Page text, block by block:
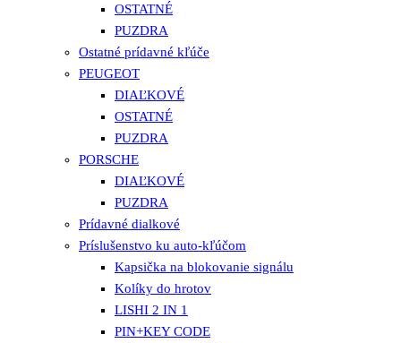
OSTATNÉ
PUZDRA
Ostatné prídavné kľúče
PEUGEOT
DIAĽKOVÉ
OSTATNÉ
PUZDRA
PORSCHE
DIAĽKOVÉ
PUZDRA
Prídavné dialkové
Príslušenstvo ku auto-kľúčom
Kapsička na blokovanie signálu
Kolíky do hrotov
LISHI 2 IN 1
PIN+KEY CODE